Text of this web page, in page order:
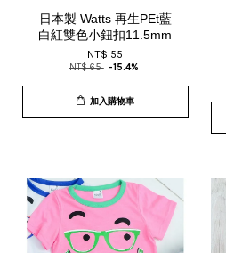
日本製 Watts 再生PEt藍
白紅雙色小鈕扣11.5mm
NT$ 55
NT$ 65 -15.4%
加入購物車